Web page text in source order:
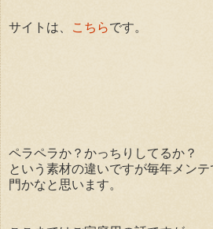
サイトは、 こちらです。
ペラペラか？かっちりしてるか？
という素材の違いですが毎年メン
門かなと思います。